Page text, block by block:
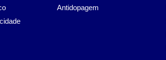
Antidopagem